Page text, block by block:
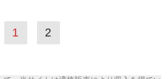
1 2